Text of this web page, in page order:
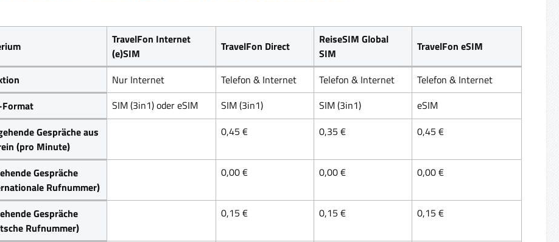
TravelFon Internet
(e)SIM
TravelFon Direct
ReiseSIM Global
SIM
TravelFon eSIM
Nur Internet Telefon & Internet Telefon & Internet
Telefon & Internet
SIM (3in1) oder eSIM SIM (3in1) SIM (3in1)
eSIM
Gespräche aus
(pro Minute)
0,45 € 0,35 € 0,45 €
Gespräche
Rufnummer)
0,00 € 0,00 € 0,00 €
Gespräche
Rufnummer)
0,15 € 0,15 € 0,15 €